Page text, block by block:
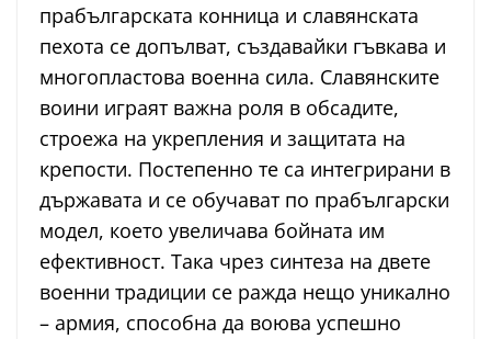
прабългарската конница и славянската
пехота се допълват, създавайки гъвкава и
многопластова военна сила. Славянските
воини играят важна роля в обсадите,
строежа на укрепления и защитата на
крепости. Постепенно те са интегрирани в
държавата и се обучават по прабългарски
модел, което увеличава бойната им
ефективност. Така чрез синтеза на двете
военни традиции се ражда нещо уникално
– армия, способна да воюва успешно